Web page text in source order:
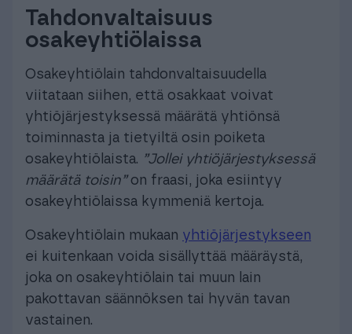
Tahdonvaltaisuus
osakeyhtiölaissa
Osakeyhtiölain tahdonvaltaisuudella
viitataan siihen, että osakkaat voivat
yhtiöjärjestyksessä määrätä yhtiönsä
toiminnasta ja tietyiltä osin poiketa
osakeyhtiölaista. ”Jollei yhtiöjärjestyksessä
määrätä toisin”on fraasi, joka esiintyy
osakeyhtiölaissa kymmeniä kertoja.
Osakeyhtiölain mukaan yhtiöjärjestykseen
ei kuitenkaan voida sisällyttää määräystä,
joka on osakeyhtiölain tai muun lain
pakottavan säännöksen tai hyvän tavan
vastainen.